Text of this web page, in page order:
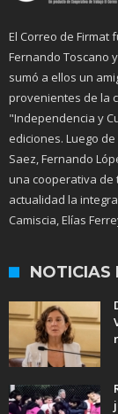
El Correo de Firmat
Fernando Toscano
sumó a ellos un
provenientes de la
"Independencia y
ediciones. Luego
Saez, Fernando
una cooperativa de
actualidad la
Camiscia, Elías
NOTICIAS